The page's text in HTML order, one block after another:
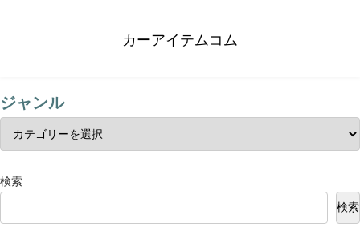
カーアイテムコム
ジャンル
検索
検索